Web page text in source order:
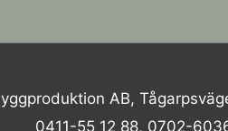
AB,
0411-55 12 88, 0702-